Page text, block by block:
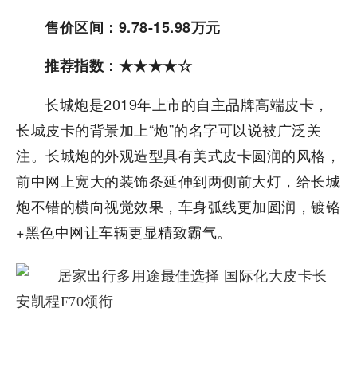
售价区间：9.78-15.98万元
推荐指数：★★★★☆
长城炮是2019年上市的自主品牌高端皮卡，
长城皮卡的背景加上“炮”的名字可以说被广泛关
注。长城炮的外观造型具有美式皮卡圆润的风格，
前中网上宽大的装饰条延伸到两侧前大灯，给长城
炮不错的横向视觉效果，车身弧线更加圆润，镀铬
+黑色中网让车辆更显精致霸气。